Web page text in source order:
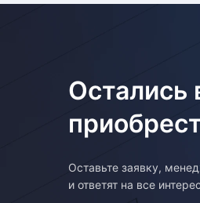
Остались
Оставьте заявку,
и ответят на все